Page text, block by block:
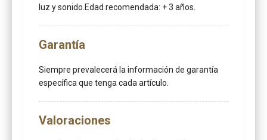
luz y sonido.Edad recomendada: + 3 años.
Garantía
Siempre prevalecerá la información de garantía
específica que tenga cada artículo.
Valoraciones